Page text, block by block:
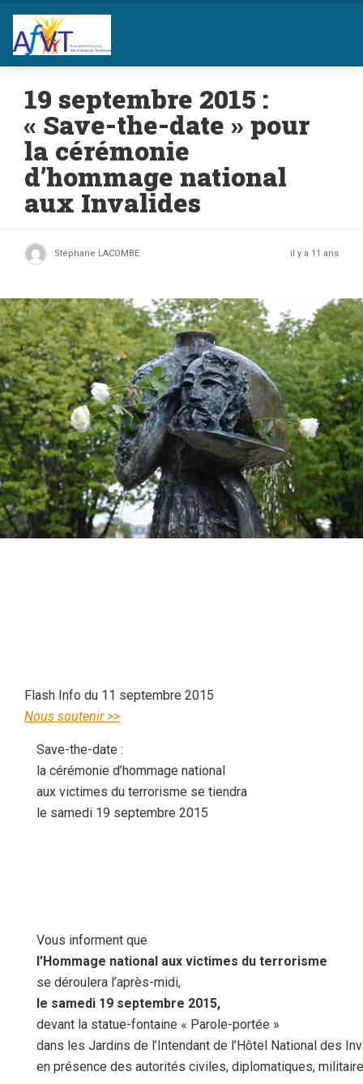
19 septembre 2015 :
« Save-the-date » pour
la cérémonie
d’hommage national
aux Invalides
Stéphane LACOMBE il y a 11 ans
Flash Info du 11 septembre 2015
Nous soutenir >>
Save-the-date :
la cérémonie d’hommage national
aux victimes du terrorisme se tiendra
le samedi 19 septembre 2015
Vous informent que
l’Hommage national aux victimes du terrorisme
se déroulera l’après-midi,
le samedi 19 septembre 2015,
devant la statue-fontaine « Parole-portée »
dans les Jardins de l’Intendant de l’Hôtel National des
en présence des autorités civiles, diplomatiques,